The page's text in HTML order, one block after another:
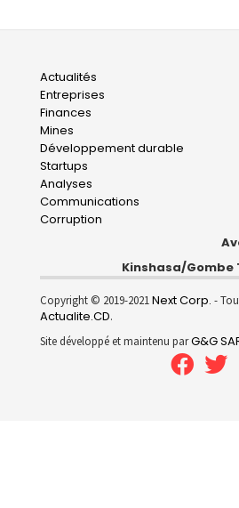
Main
navigation
Actualités
Entreprises
Finances
Mines
Développement durable
Startups
Analyses
Communications
Corruption
Kinshasa/Gombe
Copyright © 2019-2021Next Corp. -
Actualite.CD.
Site développé et maintenu parG&G